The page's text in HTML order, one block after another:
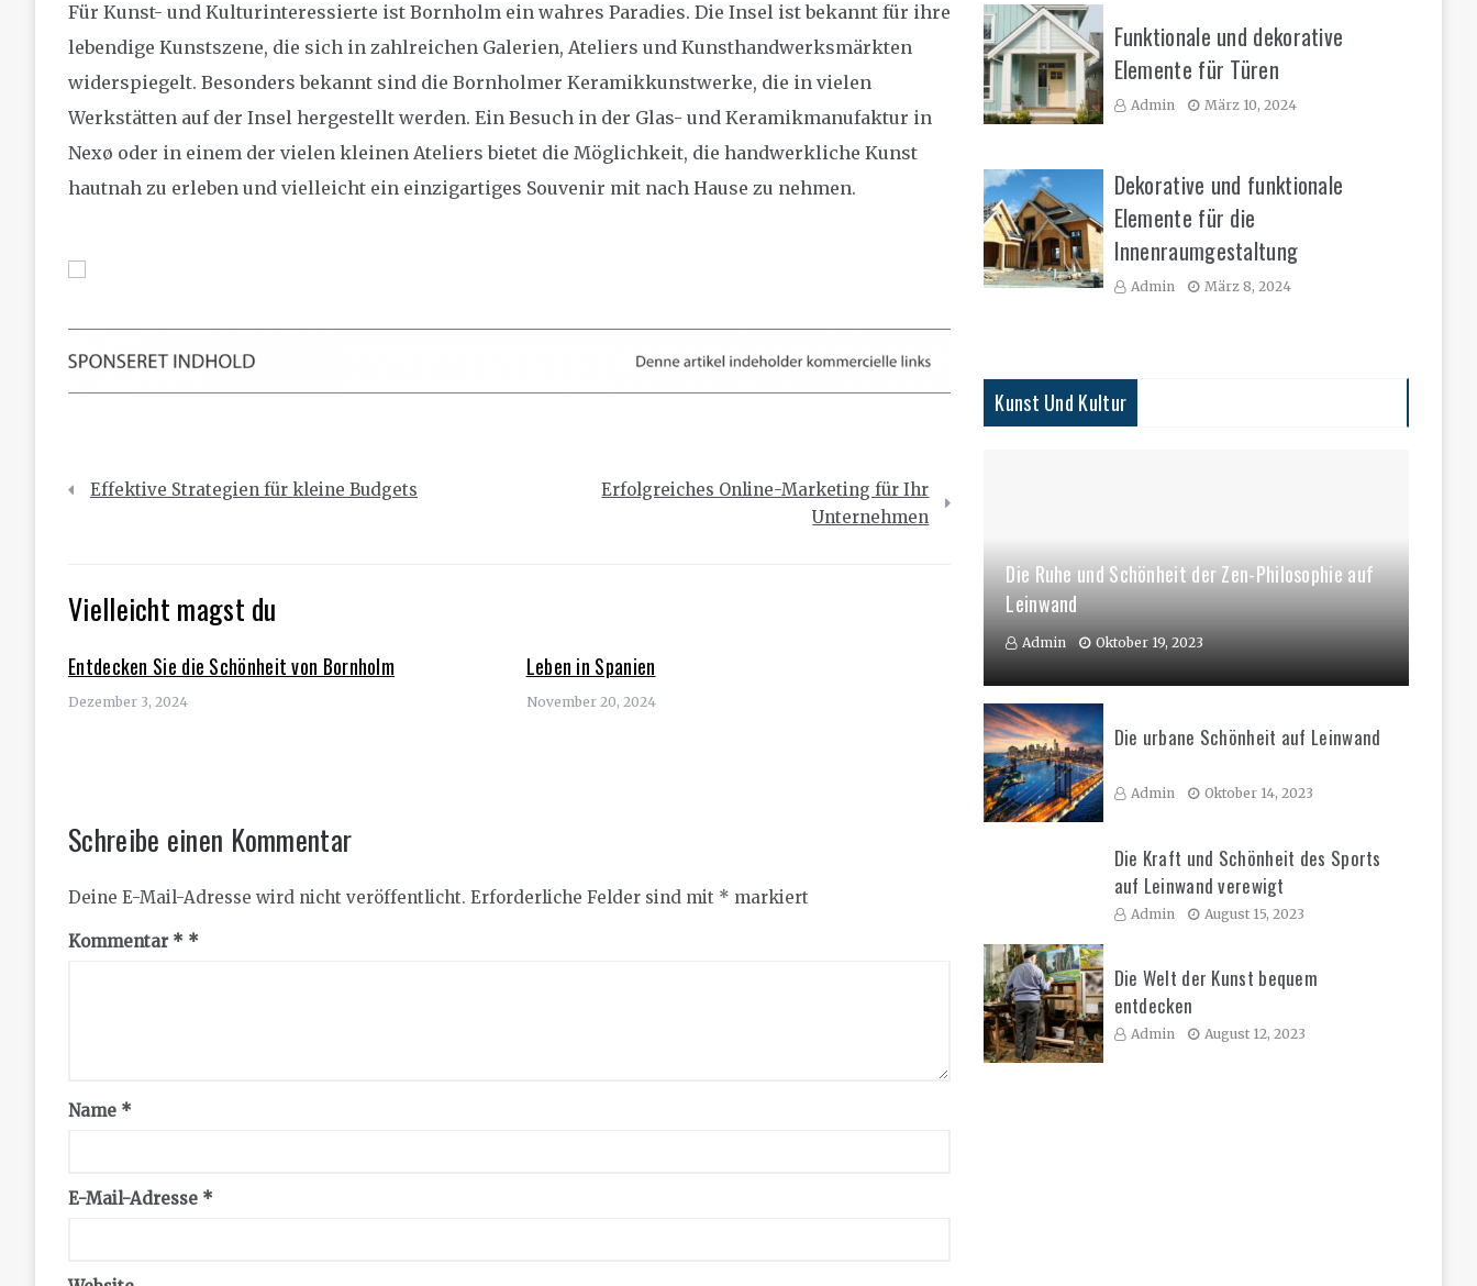
Für Kunst- und Kulturinteressierte ist Bornholm ein wahres Paradies. Die Insel ist bekannt für ihre
lebendige Kunstszene, die sich in zahlreichen Galerien, Ateliers und Kunsthandwerksmärkten
widerspiegelt. Besonders bekannt sind die Bornholmer Keramikkunstwerke, die in vielen
Werkstätten auf der Insel hergestellt werden. Ein Besuch in der Glas- und Keramikmanufaktur in
Nexø oder in einem der vielen kleinen Ateliers bietet die Möglichkeit, die handwerkliche Kunst
hautnah zu erleben und vielleicht ein einzigartiges Souvenir mit nach Hause zu nehmen.
Beitragsnavigation
Effektive Strategien für kleine Budgets
Erfolgreiches Online-Marketing für Ihr
Unternehmen
Vielleicht magst du
Entdecken Sie die Schönheit von Bornholm
Dezember 3, 2024
Leben in Spanien
November 20, 2024
Schreibe einen Kommentar
Deine E-Mail-Adresse wird nicht veröffentlicht. Erforderliche Felder sind mit * markiert
Kommentar *
Name *
E-Mail-Adresse *
Funktionale und dekorative
Elemente für Türen
Admin März 10, 2024
Dekorative und funktionale
Elemente für die
Innenraumgestaltung
Admin März 8, 2024
Kunst Und Kultur
Die Ruhe und Schönheit der Zen-Philosophie auf
Leinwand
Admin Oktober 19, 2023
Die urbane Schönheit auf Leinwand
Admin Oktober 14, 2023
Die Kraft und Schönheit des Sports
auf Leinwand verewigt
Admin August 15, 2023
Die Welt der Kunst bequem
entdecken
Admin August 12, 2023